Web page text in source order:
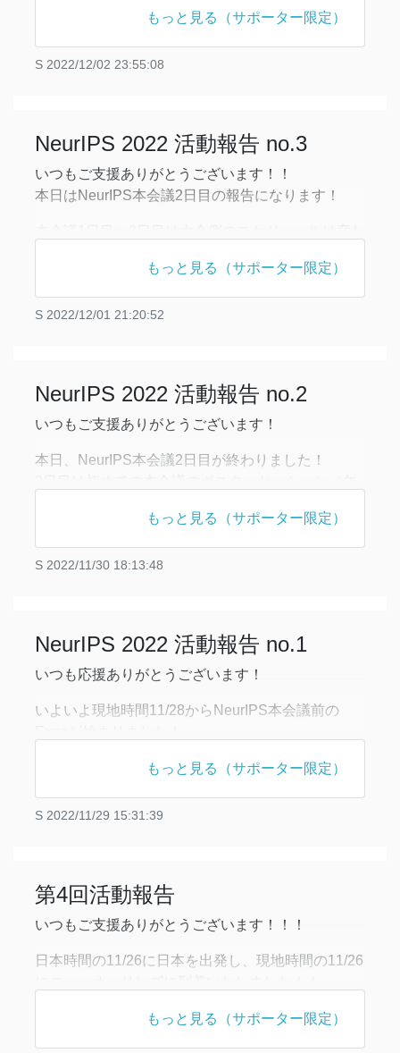
れましたのでこれらを紹介していきます！
【Invited Talk】
Invited Talkは「The Data-Centric Era: How ML is
もっと見る（サポーター限定）
S 2022/12/02 23:55:08
NeurIPS 2022 活動報告 no.3
いつもご支援ありがとうございます！！
本日はNeurIPS本会議2日目の報告になります！
session、socialが行われました！1日目と違うの
は、企業によるパーティが本格的に開催されたこと
です。こちらについては後で簡単に説明します！
もっと見る（サポーター限定）
S 2022/12/01 21:20:52
NeurIPS 2022 活動報告 no.2
いつもご支援ありがとうございます！
本日、NeurIPS本会議2日目が終わりました！
Socialが行われました！
【ポスターセッション】
に来
もっと見る（サポーター限定）
S 2022/11/30 18:13:48
NeurIPS 2022 活動報告 no.1
いつも応援ありがとうございます！
いよいよ現地時間11/28からNeurIPS本会議前の
Opening Remark、Invited Talkが行われました！
【Affinity Workshop】
もっと見る（サポーター限定）
S 2022/11/29 15:31:39
第4回活動報告
いつもご支援ありがとうございます！！！
日本時間の11/26に日本を出発し、現地時間の11/26
までが本会議、11/28が企業Expo、12/2 - 12/3が
workshopとなっています！企業Expoとは、企業が
もっと見る（サポーター限定）